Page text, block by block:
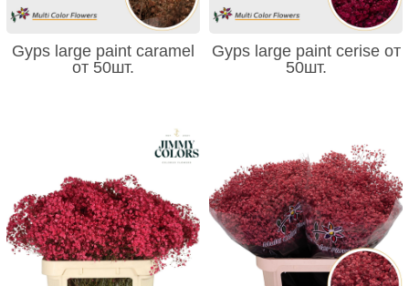
Gyps large paint caramel
от 50шт.
Gyps large paint cerise от
50шт.